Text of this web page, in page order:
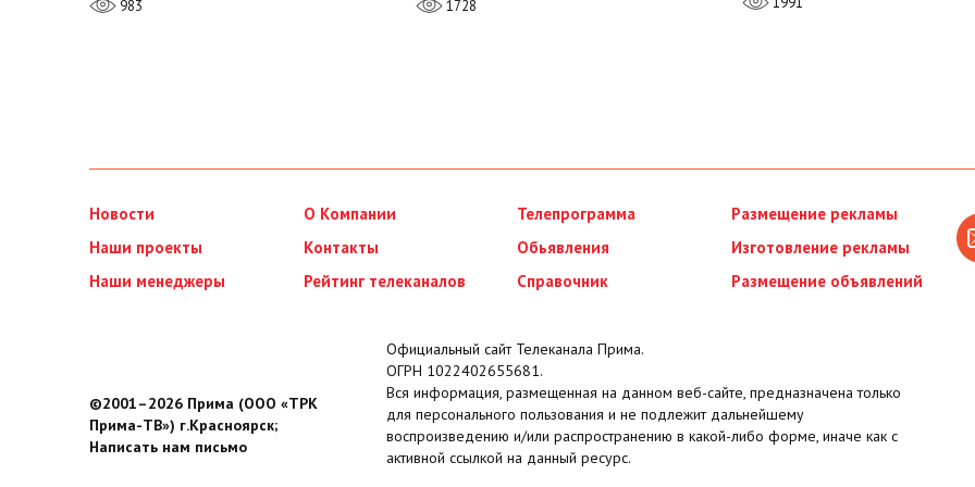
983 1728
Новости
Наши проекты
Наши менеджеры
О Компании
Контакты
Рейтинг телеканалов
Телепрограмма
Обьявления
Справочник
Размещение рекламы
Изготовление рекламы
Размещение объявлений
©2001–2026 Прима (ООО «ТРК
Прима-ТВ») г.Красноярск;
Написать нам письмо
Официальный сайт Телеканала Прима.
ОГРН 1022402655681.
Вся информация, размещенная на данном веб-сайте, предназначена только
для персонального пользования и не подлежит дальнейшему
воспроизведению и/или распространению в какой-либо форме, иначе как с
активной ссылкой на данный ресурс.